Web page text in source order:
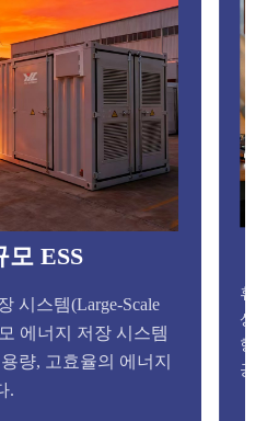
발전소
션은 이동 중이나 비
해 설계된 충전식 소
입니다. 기존의 전원
...